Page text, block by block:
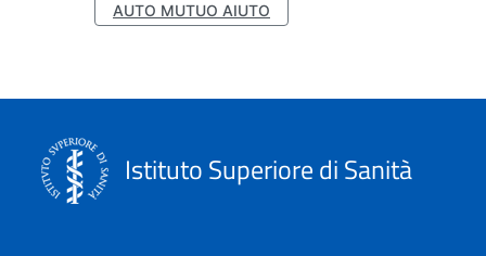
AUTO MUTUO AIUTO
Istituto Superiore di Sanità